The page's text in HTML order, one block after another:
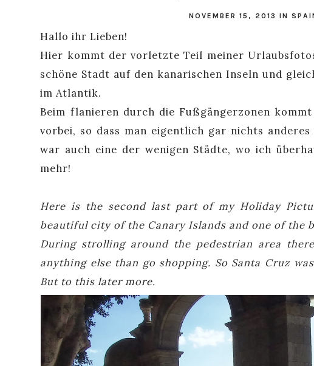
NOVEMBER 15, 2013 IN
Hallo ihr Lieben!
Hier kommt der vorletzte Teil meiner
schöne Stadt auf den kanarischen Inseln und
im Atlantik.
Beim flanieren durch die Fußgängerzonen
vorbei, so dass man eigentlich gar nichts
war auch eine der wenigen Städte, wo ich
mehr!
Here is the second last part of my Holiday
beautiful city of the Canary Islands and one of the
During strolling around the pedestrian area
anything else than go shopping. So Santa Cruz
But to this later more.